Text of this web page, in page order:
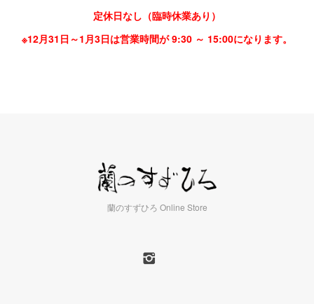
定休日なし（臨時休業あり）
※12月31日～1月3日は営業時間が 9:30 ～ 15:00になります。
蘭のすずひろ Online Store